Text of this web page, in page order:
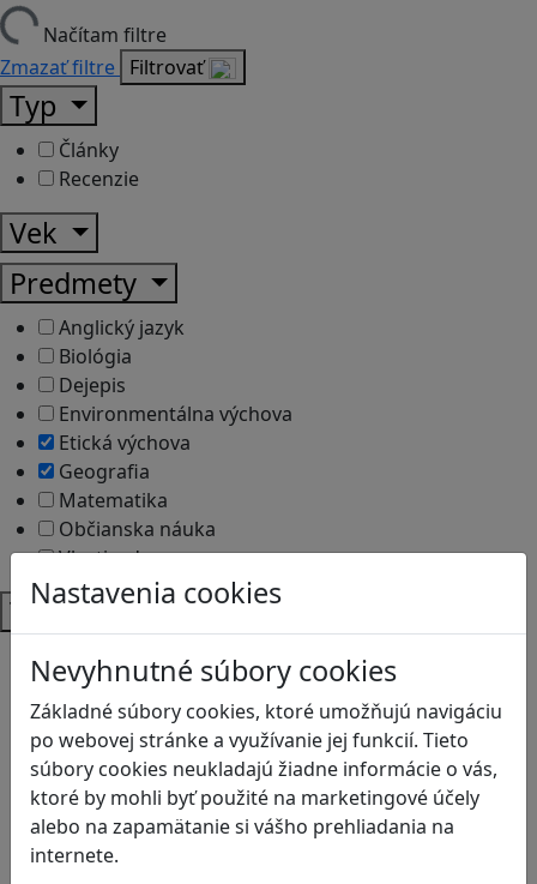
Nastavenia cookies
Nevyhnutné súbory cookies
Základné súbory cookies, ktoré umožňujú navigáciu
po webovej stránke a využívanie jej funkcií. Tieto
súbory cookies neukladajú žiadne informácie o vás,
ktoré by mohli byť použité na marketingové účely
alebo na zapamätanie si vášho prehliadania na
internete.
Načítam filtre
Zmazať filtre Filtrovať
Typ
Články
Recenzie
Vek
Predmety
Anglický jazyk
Biológia
Dejepis
Environmentálna výchova
Etická výchova
Geografia
Matematika
Občianska náuka
Vlastiveda
Témy
Bezpečnosť na internete
Čítanie s porozumením
Digitálna rovnováha
Ekológia
Globálne vzdelávanie
Kreativita
Kritické myslenie
Kyberšikana